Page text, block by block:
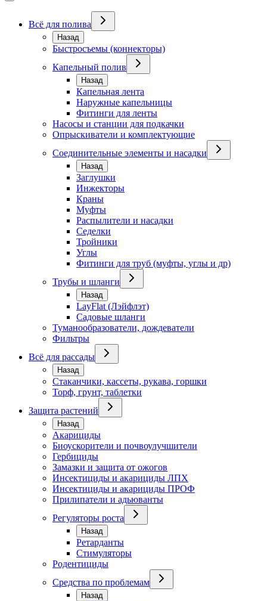
Всё для полива
Назад
Быстросъемы (коннекторы)
Капельный полив
Назад
Капельная лента
Наружные капельницы
Фитинги для ленты
Насосы и станции для подкачки
Опрыскиватели и комплектующие
Соединительные элементы и насадки
Назад
Заглушки
Инжекторы
Краны
Муфты
Распылители и насадки
Седелки
Тройники
Углы
Фитинги для труб (муфты, углы и др)
Трубы и шланги
Назад
LayFlat (Лэйфлэт)
Садовые шланги
Туманообразователи, дождеватели
Фильтры
Всё для рассады
Назад
Стаканчики, кассеты, рукава, горшки
Торф, грунт, таблетки
Защита растений
Назад
Акарициды
Биоускорители и почвоулучшители
Гербициды
Замазки и защита от ожогов
Инсектициды и акарициды ЛПХ
Инсектициды и акарициды ПРОФ
Прилипатели и адьюванты
Регуляторы роста
Назад
Ретарданты
Стимуляторы
Родентициды
Средства по проблемам
Назад